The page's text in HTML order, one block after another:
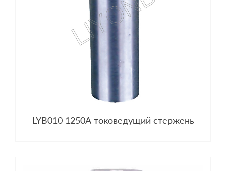
LYB010 1250A токоведущий стержень